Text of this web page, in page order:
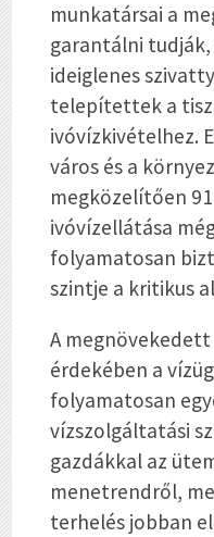
munkatársai a
garantálni tudják,
ideiglenes
telepítettek a
ivóvízkivételhez.
város és a
megközelítően
ivóvízellátása
folyamatosan
szintje a kritikus
A
érdekében a
folyamatosan
vízszolgáltatási
gazdákkal az
menetrendről,
terhelés jobban